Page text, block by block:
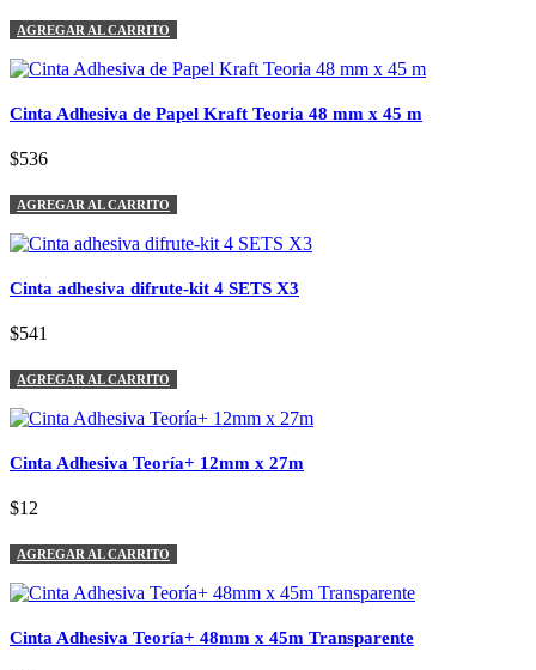
AGREGAR AL CARRITO
Cinta Adhesiva de Papel Kraft Teoria 48 mm x 45 m
$536
AGREGAR AL CARRITO
Cinta adhesiva difrute-kit 4 SETS X3
$541
AGREGAR AL CARRITO
Cinta Adhesiva Teoría+ 12mm x 27m
$12
AGREGAR AL CARRITO
Cinta Adhesiva Teoría+ 48mm x 45m Transparente